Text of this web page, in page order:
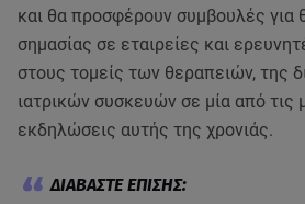
και θα προσφέρουν συμβουλές για
σημασίας σε εταιρείες και
στους τομείς των θεραπειών, της
ιατρικών συσκευών σε μία από τις
εκδηλώσεις αυτής της χρονιάς.